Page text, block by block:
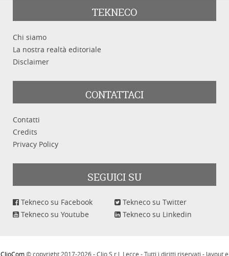
Categoria
TEKNECO
Chi siamo
La nostra realtà editoriale
Disclaimer
CONTATTACI
Contatti
Credits
Privacy Policy
SEGUICI SU
Tekneco su Facebook
Tekneco su Twitter
Tekneco su Youtube
Tekneco su Linkedin
ClioCom© copyright 2017-2026 - Clio S.r.l. Lecce - Tutti i diritti riservati - layout e